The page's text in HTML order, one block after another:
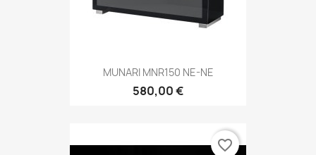
MUNARI MNR150 NE-NE
580,00 €
favorite_border